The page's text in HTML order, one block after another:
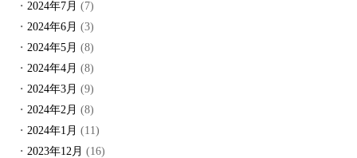
2024年7月 (7)
2024年6月 (3)
2024年5月 (8)
2024年4月 (8)
2024年3月 (9)
2024年2月 (8)
2024年1月 (11)
2023年12月 (16)